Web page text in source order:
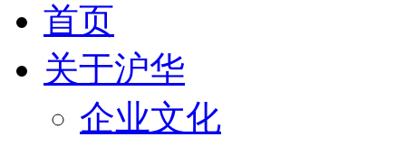
首页
关于沪华
企业文化